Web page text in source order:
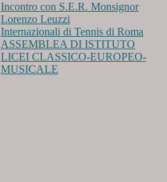
Incontro con S.E.R. Monsignor
Lorenzo Leuzzi
Internazionali di Tennis di Roma
ASSEMBLEA DI ISTITUTO
LICEI CLASSICO-EUROPEO-
MUSICALE